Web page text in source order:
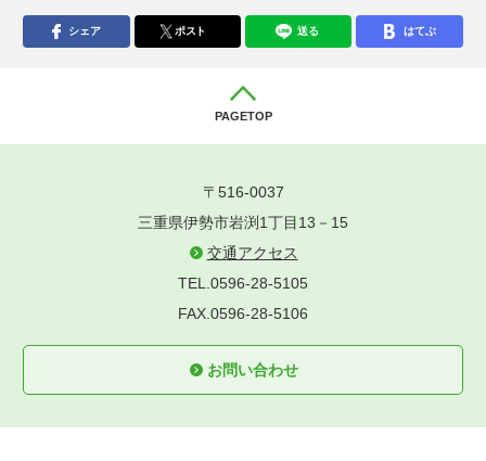
シェア ポスト 送る はてぶ
PAGETOP
〒516-0037
三重県伊勢市岩渕1丁目13－15
交通アクセス
TEL.0596-28-5105
FAX.0596-28-5106
お問い合わせ